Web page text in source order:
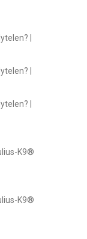
|
|
|
K9®
K9®